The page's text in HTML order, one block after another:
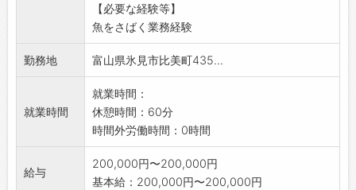
【必要な経験等】
魚をさばく業務経験
勤務地 富山県氷見市比美町435...
就業時間
就業時間：
休憩時間：60分
時間外労働時間：0時間
給与
200,000円〜200,000円
基本給：200,000円〜200,000円